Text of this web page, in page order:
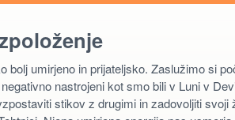
bolj umirjeno in prijateljsko. Zaslužimo si
nastrojeni kot smo bili v Luni v
stikov z drugimi in zadovoljiti svoji